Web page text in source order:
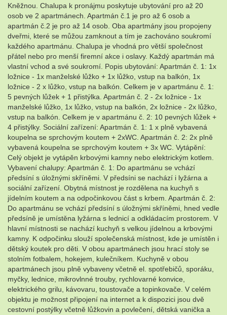
Kněžnou. Chalupa k pronájmu poskytuje ubytování pro až 20
osob ve 2 apartmánech. Apartmán č.1 je pro až 6 osob a
apartmán č.2 je pro až 14 osob. Oba apartmány jsou propojeny
dveřmi, které se můžou zamknout a tím je zachováno soukromí
každého apartmánu. Chalupa je vhodná pro větší společnost
přátel nebo pro menší firemní akce i oslavy. Každý apartmán má
vlastní vchod a své soukromí. Popis ubytování: Apartmán č. 1: 1x
ložnice - 1x manželské lůžko + 1x lůžko, vstup na balkón, 1x
ložnice - 2 x lůžko, vstup na balkón. Celkem je v apartmánu č. 1:
5 pevných lůžek + 1 přistýlka. Apartmán č. 2 - 2x ložnice - 1x
manželské lůžko, 1x lůžko, vstup na balkón, 2x ložnice - 2x lůžko,
vstup na balkón. Celkem je v apartmánu č. 2: 10 pevných lůžek +
4 přistýlky. Sociální zařízení: Apartmán č. 1: 1 x plně vybavená
koupelna se sprchovým koutem + 2xWC. Apartmán č. 2: 2x plně
vybavená koupelna se sprchovým koutem + 3x WC. Vytápění:
Celý objekt je vytápěn krbovými kamny nebo elektrickým kotlem.
Vybavení chalupy: Apartmán č. 1: Do apartmánu se vchází
předsíní s úložnými skříněmi. V předsíni se nachází i lyžárna a
sociální zařízení. Obytná místnost je rozdělena na kuchyň s
jídelním koutem a na odpočinkovou část s krbem. Apartmán č. 2:
Do apartmánu se vchází předsíní s úložnými skříněmi, hned vedle
předsíně je umístěna lyžárna s lednicí a odkládacím prostorem. V
hlavní místnosti se nachází kuchyň s velkou jídelnou a krbovými
kamny. K odpočinku slouží společenská místnost, kde je umístěn i
dětský koutek pro děti. V obou apartmánech jsou hrací stoly se
stolním fotbalem, hokejem, kulečníkem. Kuchyně v obou
apartmánech jsou plně vybaveny včetně el. spotřebičů, sporáku,
myčky, lednice, mikrovlnné trouby, rychlovarné konvice,
elektrického grilu, kávovaru, toustovače a topinkovače. V celém
objektu je možnost připojení na internet a k dispozici jsou dvě
cestovní postýlky včetně lůžkovin a povlečení, dětská vanička a